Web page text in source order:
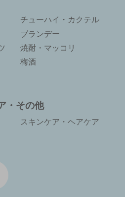
チューハイ・カクテル
ブランデー
焼酎・マッコリ
梅酒
・その他
スキンケア・ヘアケア